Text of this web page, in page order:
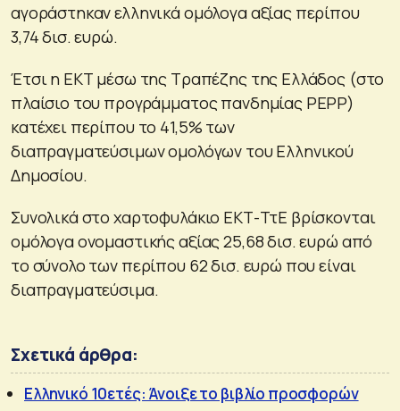
αγοράστηκαν ελληνικά ομόλογα αξίας περίπου
3,74 δισ. ευρώ.
Έτσι η ΕΚΤ μέσω της Τραπέζης της Ελλάδος (στο
πλαίσιο του προγράμματος πανδημίας ΡΕΡΡ)
κατέχει περίπου το 41,5% των
διαπραγματεύσιμων ομολόγων του Ελληνικού
Δημοσίου.
Συνολικά στο χαρτοφυλάκιο ΕΚΤ-ΤτΕ βρίσκονται
ομόλογα ονομαστικής αξίας 25,68 δισ. ευρώ από
το σύνολο των περίπου 62 δισ. ευρώ που είναι
διαπραγματεύσιμα.
Σχετικά άρθρα:
Ελληνικό 10ετές: Άνοιξε το βιβλίο προσφορών